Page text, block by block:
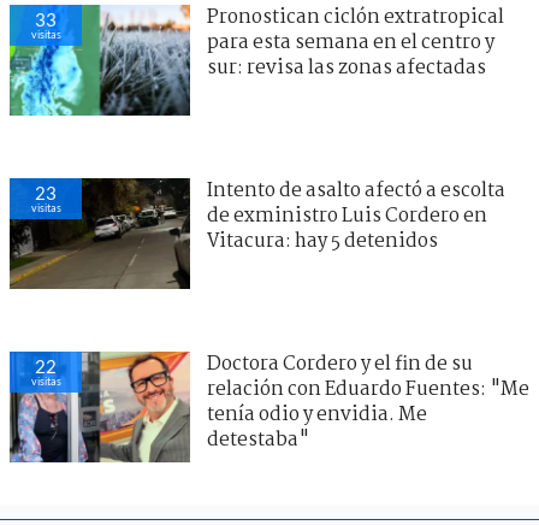
33
visitas
Pronostican ciclón extratropical
para esta semana en el centro y
sur: revisa las zonas afectadas
23
visitas
Intento de asalto afectó a escolta
de exministro Luis Cordero en
Vitacura: hay 5 detenidos
22
visitas
Doctora Cordero y el fin de su
relación con Eduardo Fuentes: "Me
tenía odio y envidia. Me
detestaba"